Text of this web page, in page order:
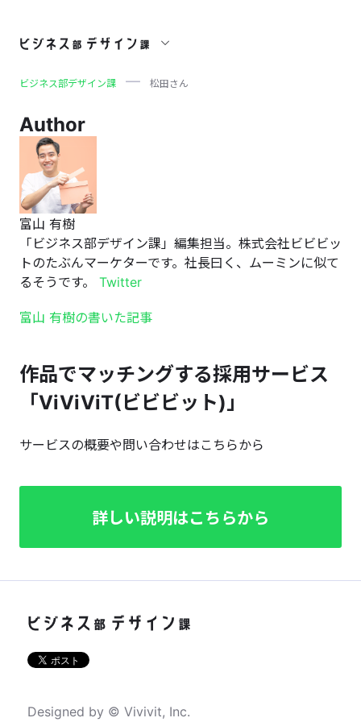
松田さん
ビジネス部デザイン課 松田さん
Author
富山 有樹
「ビジネス部デザイン課」編集担当。株式会社ビビビッ
トのたぶんマーケターです。社長曰く、ムーミンに似て
るそうです。 Twitter
富山 有樹の書いた記事
作品でマッチングする採用サービス
「ViViViT(ビビビット)」
サービスの概要や問い合わせはこちらから
詳しい説明はこちらから
Designed by © Vivivit, Inc.